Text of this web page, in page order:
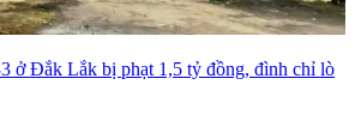
ở Đắk Lắk bị phạt 1,5 tỷ đồng, đình chỉ lò